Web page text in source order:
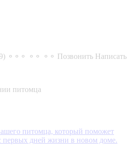
⚬⚬⚬ ⚬⚬ ⚬⚬ Позвонить Написать
питомца
питомца, который поможет
первых дней жизни в новом доме.